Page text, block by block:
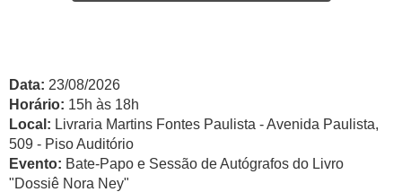
Data: 23/08/2026
Horário: 15h às 18h
Local: Livraria Martins Fontes Paulista - Avenida Paulista,
509 - Piso Auditório
Evento: Bate-Papo e Sessão de Autógrafos do Livro
"Dossiê Nora Ney"